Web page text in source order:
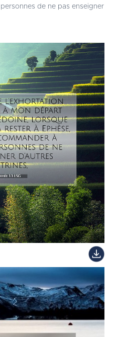
de ne pas enseigner